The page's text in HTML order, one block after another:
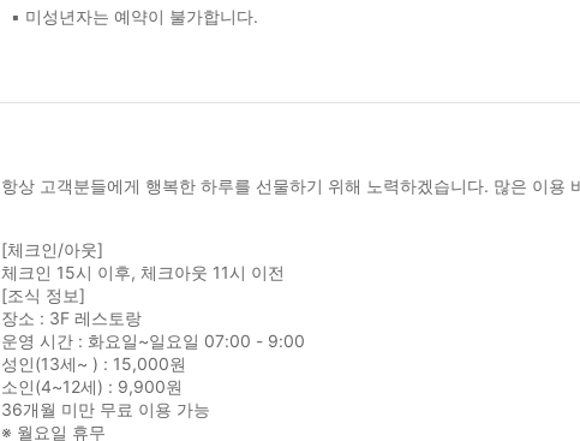
▪ 미성년자는 예약이 불가합니다.
항상 고객분들에게 행복한 하루를 선물하기 위해 노력하겠습니다. 많은 이용
[체크인/아웃]
체크인 15시 이후, 체크아웃 11시 이전
[조식 정보]
장소 : 3F 레스토랑
운영 시간 : 화요일~일요일 07:00 - 9:00
성인(13세~ ) : 15,000원
소인(4~12세) : 9,900원
36개월 미만 무료 이용 가능
※ 월요일 휴무